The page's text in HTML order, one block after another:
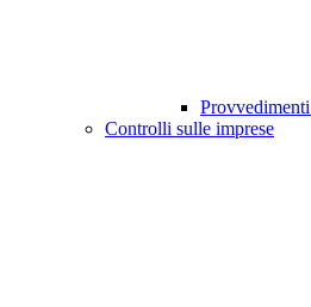
Controlli sulle imprese